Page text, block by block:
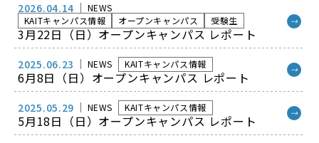
2026.04.14
NEWS
KAITキャンパス情報
オープンキャンパス 受験生
3月22日（日）オープンキャンパス レポート
→
2025.06.23 NEWS KAITキャンパス情報
6月8日（日）オープンキャンパス レポート →
2025.05.29 NEWS KAITキャンパス情報
5月18日（日）オープンキャンパス レポート →